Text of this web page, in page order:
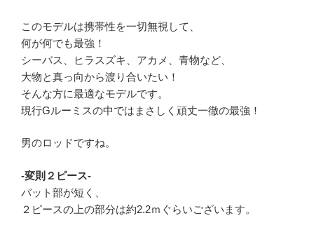
このモデルは携帯性を一切無視して、
何が何でも最強！
シーバス、ヒラスズキ、アカメ、青物など、
大物と真っ向から渡り合いたい！
そんな方に最適なモデルです。
現行Gルーミスの中ではまさしく頑丈一徹の最強！
男のロッドですね。
-変則２ピース-
バット部が短く、
２ピースの上の部分は約2.2ｍぐらいございます。